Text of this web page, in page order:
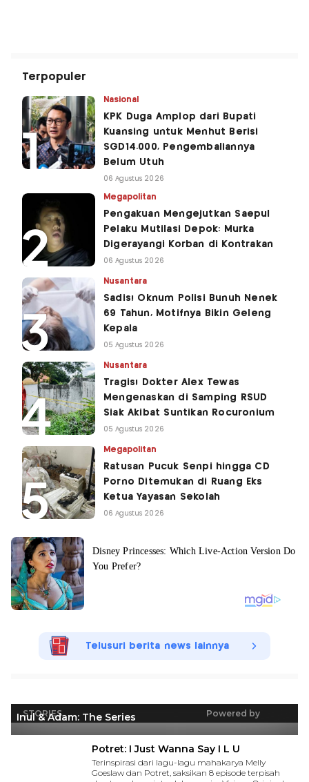
Terpopuler
Nasional
KPK Duga Amplop dari Bupati
Kuansing untuk Menhut Berisi
SGD14.000, Pengembaliannya
Belum Utuh
06 Agustus 2026
Megapolitan
Pengakuan Mengejutkan Saepul
Pelaku Mutilasi Depok: Murka
Digerayangi Korban di Kontrakan
06 Agustus 2026
Nusantara
Sadis! Oknum Polisi Bunuh Nenek
69 Tahun, Motifnya Bikin Geleng
Kepala
05 Agustus 2026
Nusantara
Tragis! Dokter Alex Tewas
Mengenaskan di Samping RSUD
Siak Akibat Suntikan Rocuronium
05 Agustus 2026
Megapolitan
Ratusan Pucuk Senpi hingga CD
Porno Ditemukan di Ruang Eks
Ketua Yayasan Sekolah
06 Agustus 2026
Telusuri berita news lainnya